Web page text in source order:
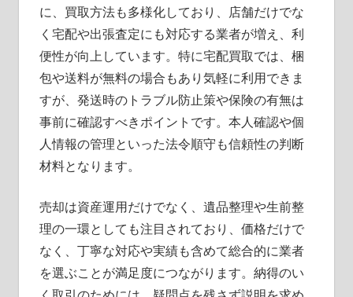
に、買取方法も多様化しており、店舗だけでな
く宅配や出張査定にも対応する業者が増え、利
便性が向上しています。特に宅配買取では、梱
包や送料が無料の場合もあり気軽に利用できま
すが、発送時のトラブル防止策や保険の有無は
事前に確認すべきポイントです。本人確認や個
人情報の管理といった法令順守も信頼性の判断
材料となります。
売却は資産運用だけでなく、遺品整理や生前整
理の一環としても注目されており、価格だけで
なく、丁寧な対応や実績も含めて総合的に業者
を選ぶことが満足度につながります。納得のい